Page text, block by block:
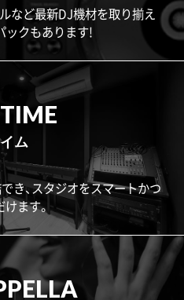
など最新DJ機材を取り揃え
ックもあります!
ム
き、スタジオをスマートかつ
ます。